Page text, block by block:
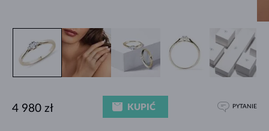
4 980 zł KUPIĆ PYTANIE